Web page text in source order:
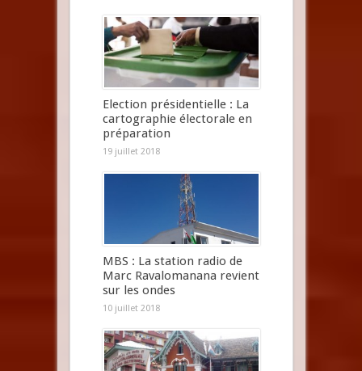
Election présidentielle : La
cartographie électorale en
préparation
19 juillet 2018
MBS : La station radio de
Marc Ravalomanana revient
sur les ondes
10 juillet 2018